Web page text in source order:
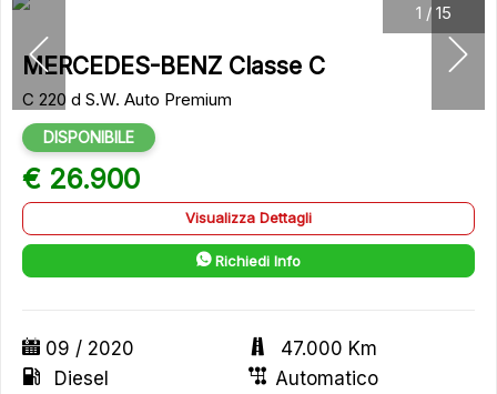
1 / 15
MERCEDES-BENZ Classe C
C 220 d S.W. Auto Premium
DISPONIBILE
€ 26.900
Visualizza Dettagli
Richiedi Info
09 / 2020
47.000 Km
Diesel
Automatico